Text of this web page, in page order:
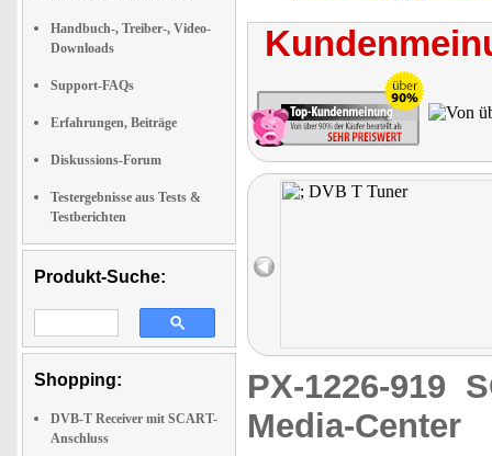
Handbuch-, Treiber-, Video-
Downloads
Support-FAQs
Erfahrungen, Beiträge
Diskussions-Forum
Testergebnisse aus Tests &
Testberichten
Produkt-Suche:
Shopping:
DVB-T Receiver mit SCART-
Anschluss
PX-1226-919
Media-Center